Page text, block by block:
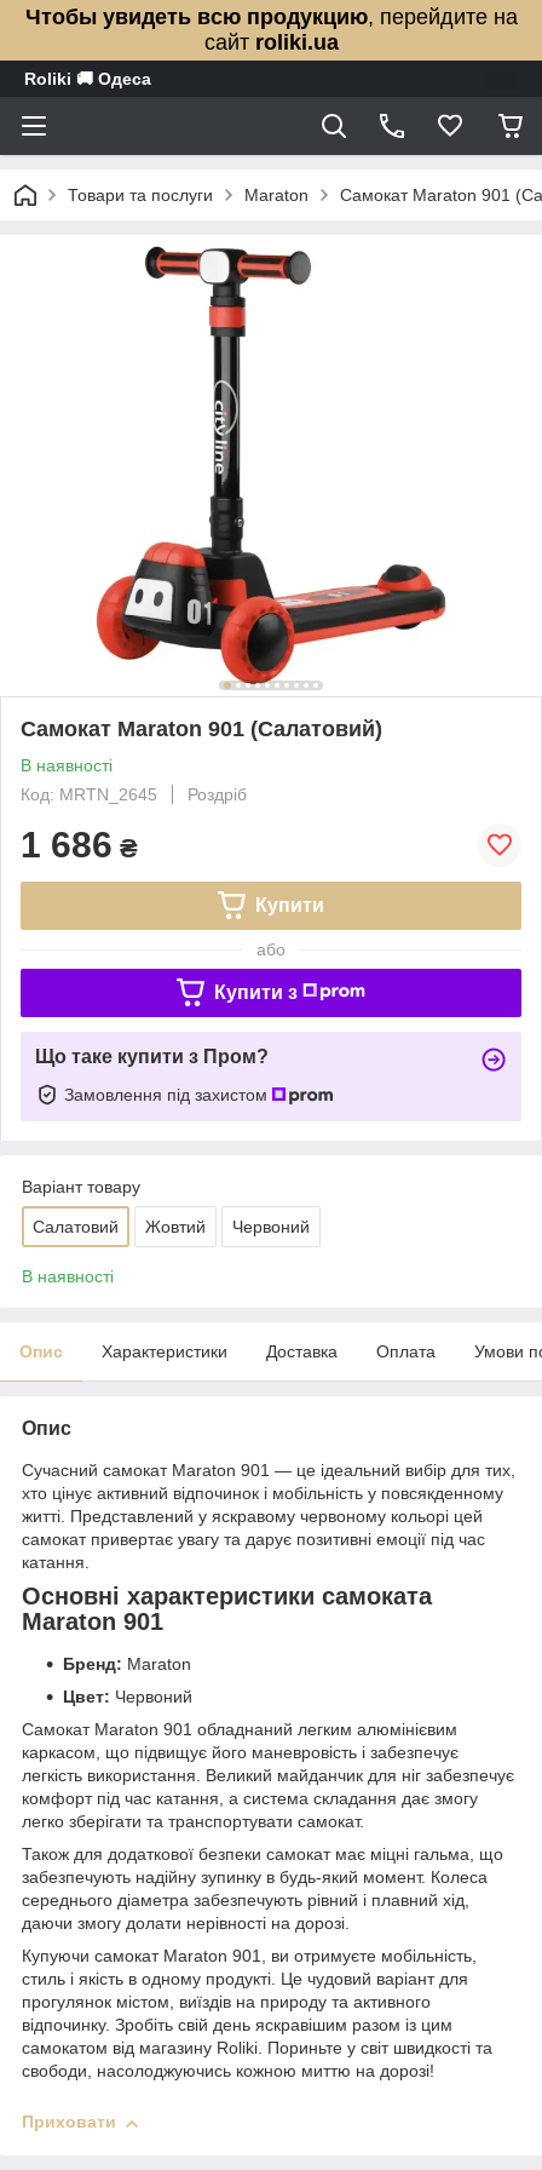
Чтобы увидеть всю продукцию, перейдите на
сайт roliki.ua
Roliki 🚚 Одеса
Товари та послуги Maraton Самокат Maraton 901
Самокат Maraton 901 (Салатовий)
В наявності
Код: MRTN_2645
Роздріб
1 686 ₴
Купити
або
Купити з
Що таке купити з Пром?
Замовлення під захистом
Варіант товару
Салатовий Жовтий Червоний
В наявності
Опис Характеристики Доставка Оплата Умови
Опис
Сучасний самокат Maraton 901 — це ідеальний вибір для тих,
хто цінує активний відпочинок і мобільність у повсякденному
житті. Представлений у яскравому червоному кольорі цей
самокат привертає увагу та дарує позитивні емоції під час
катання.
Основні характеристики самоката
Maraton 901
Бренд: Maraton
Цвет: Червоний
Самокат Maraton 901 обладнаний легким алюмінієвим
каркасом, що підвищує його маневровість і забезпечує
легкість використання. Великий майданчик для ніг забезпечує
комфорт під час катання, а система складання дає змогу
легко зберігати та транспортувати самокат.
Також для додаткової безпеки самокат має міцні гальма, що
забезпечують надійну зупинку в будь-який момент. Колеса
середнього діаметра забезпечують рівний і плавний хід,
даючи змогу долати нерівності на дорозі.
Купуючи самокат Maraton 901, ви отримуєте мобільність,
стиль і якість в одному продукті. Це чудовий варіант для
прогулянок містом, виїздів на природу та активного
відпочинку. Зробіть свій день яскравішим разом із цим
самокатом від магазину Roliki. Пориньте у світ швидкості та
свободи, насолоджуючись кожною миттю на дорозі!
Приховати